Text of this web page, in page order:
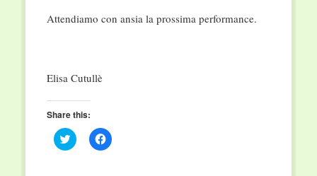
Attendiamo con ansia la prossima performance.
Elisa Cutullè
Share this:
Click
to
Click
to